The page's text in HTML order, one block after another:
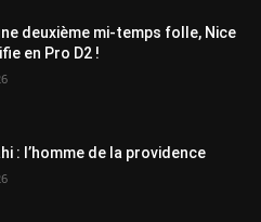
deuxième mi-temps folle, Nice
en Pro D2 !
: l’homme de la providence